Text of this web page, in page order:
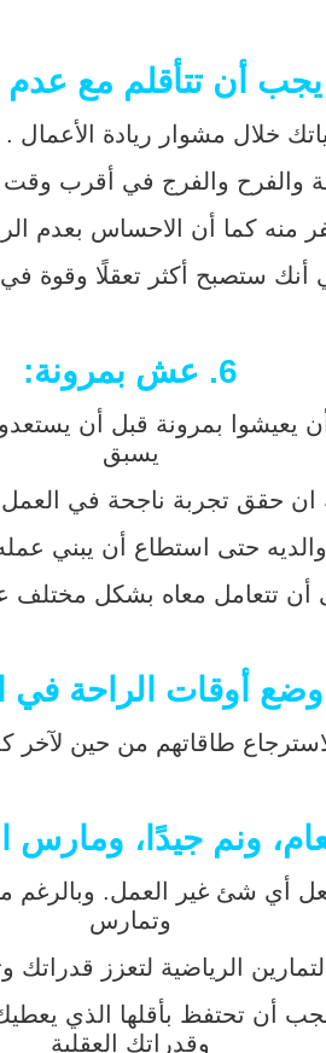
خلال مشوار ريادة الأعمال
والفرح والفرج في
منه كما أن الاحساس بعدم
أنك ستصبح أكثر تعقلًا وقوة
6. عش بمرونة:
يعيشوا بمرونة قبل أن
يسبق
ان حقق تجربة ناجحة في
حتى استطاع أن يبني
تتعامل معاه بشكل مختلف
طاقاتهم من حين
أي شئ غير العمل.
وتمارس
التمارين الرياضية لتعزز قدراتك
أن تحتفظ بأقلها الذي
وقدراتك العقلية